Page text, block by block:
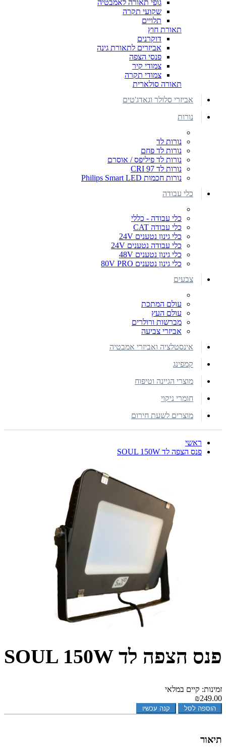
גופי תאורה לאמבטיה
שקועי תקרה
תלויים
תאורת חוץ
דוקרנים
אביזרים לתאורת גינה
פנסי הצפה
צמודי קיר
צמודי תקרה
תאורה סולארית
אביזרי סלולר וגאדג'טים
נורות
נורות לד
נורות לד פחם
נורות לד פיליפס / אוסרם
נורות לד CRI 97
נורות חכמות Philips Smart LED
כלי עבודה
כלי עבודה - כללי
כלי עבודה CAT
כלי גינון נטענים 24V
כלי עבודה נטענים 24V
כלי גינון נטענים 48V
כלי גינון נטענים 80V PRO
צבעים
עולם המתכת
עולם העץ
מברשות ורולרים
אביזרי צביעה
אינסטלציה ואביזרי אמבטיה
קמפינג
מוצרי הגיינה וטיפוח
חומרי ניקוי
מוצרים לשעת חירום
ראשי
פנס הצפה לד SOUL 150W
פנס הצפה לד SOUL 150W
זמינות: קיים במלאי
₪249.00
הוספה לסל קנה עכשיו
תיאור